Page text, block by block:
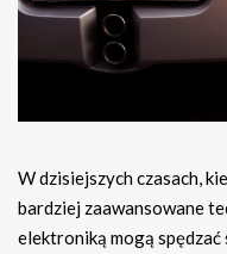
W dzisiejszych czasach,
bardziej zaawansowane
elektroniką mogą spędzać